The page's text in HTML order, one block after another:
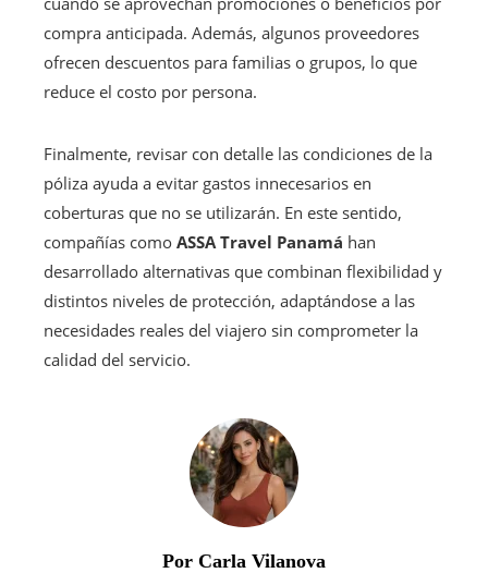
compra anticipada. Además, algunos proveedores
ofrecen descuentos para familias o grupos, lo que
reduce el costo por persona.
Finalmente, revisar con detalle las condiciones de la
póliza ayuda a evitar gastos innecesarios en
coberturas que no se utilizarán. En este sentido,
compañías como ASSA Travel Panamá han
desarrollado alternativas que combinan flexibilidad y
distintos niveles de protección, adaptándose a las
necesidades reales del viajero sin comprometer la
calidad del servicio.
Por Carla Vilanova